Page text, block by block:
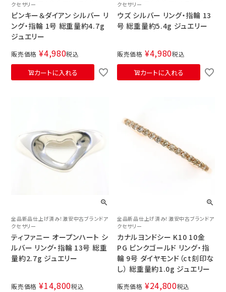
クセサリー
ピンキー＆ダイアン シルバー リ
ング・指輪 1号 総重量約4.7g
ジュエリー
販売価格 ¥4,980税込
カートに入れる
クセサリー
ウズ シルバー リング・指輪 13
号 総重量約5.4g ジュエリー
販売価格 ¥4,980税込
カートに入れる
全品新品仕上げ済み！激安中古ブランドア
クセサリー
ティファニー オープンハート シ
ルバー リング・指輪 13号 総重
量約2.7g ジュエリー
販売価格 ¥14,800税込
全品新品仕上げ済み！激安中古ブランドア
クセサリー
カナルヨンドシー K10 10金
PG ピンクゴールド リング・指
輪 9号 ダイヤモンド（ct刻印な
し） 総重量約1.0g ジュエリー
販売価格 ¥24,800税込